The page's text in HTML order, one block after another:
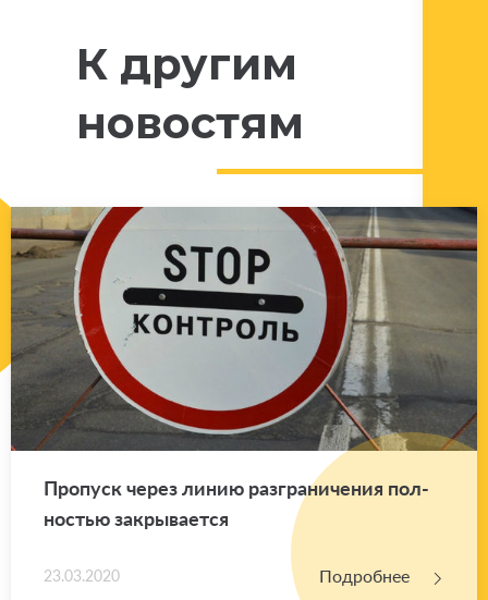
К другим
новостям
Про­пуск через линию раз­гра­ни­че­ния пол­
но­стью за­кры­ва­ет­ся
23.03.2020 Подробнее